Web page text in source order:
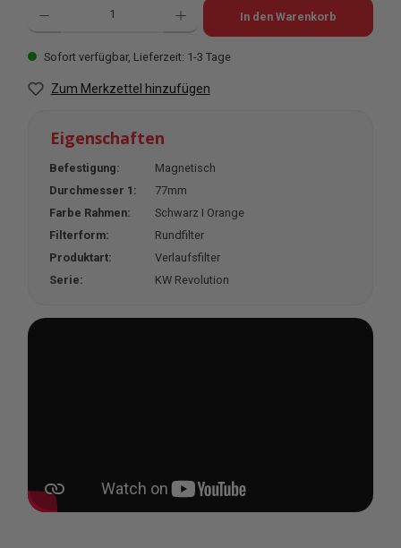
Produkt Anzahl: Gib den gewünschten Wert ein oder benutze die
In den Warenkorb
Sofort verfügbar, Lieferzeit: 1-3 Tage
Zum Merkzettel hinzufügen
Eigenschaften
Befestigung:
Magnetisch
Durchmesser 1:
77mm
Farbe Rahmen:
Schwarz I Orange
Filterform:
Rundfilter
Produktart:
Verlaufsfilter
Serie:
KW Revolution